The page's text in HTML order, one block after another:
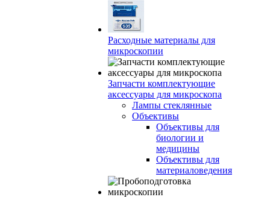
Расходные материалы для
микроскопии
Запчасти комплектующие
аксессуары для микроскопа
Лампы стеклянные
Объективы
Объективы для
биологии и
медицины
Объективы для
материаловедения